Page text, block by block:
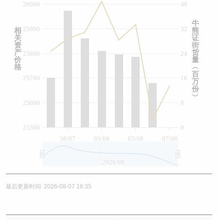
30/07 03/08 05/08 07/08
0
8
16
24
32
40
25500
25600
25700
25800
25900
26000
2026/08
牛
熊
证
街
货
量
︵
百
万
份
︶
相
关
资
产
价
格
最后更新时间: 2026-08-07 16:35
牛熊证文件及公告 (瑞信)
收市竞价变化